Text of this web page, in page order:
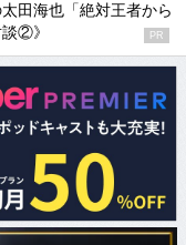
田海也「絶対王者から
②》
PR